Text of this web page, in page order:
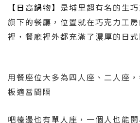
【日高鍋物】 是埔里超有名的生
旗下的餐廳，位置就在巧克力工
裡，餐廳裡外都充滿了濃厚的日
用餐座位大多為四人座、二人座
板適當間隔
吧檯邊也有單人座，一個人也能